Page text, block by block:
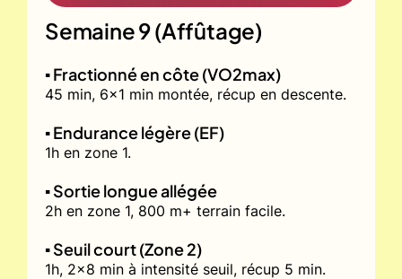
Semaine 9 (Affûtage)
▪️ Fractionné en côte (VO2max)
45 min, 6x1 min montée, récup en descente.
▪️ Endurance légère (EF)
1h en zone 1.
▪️ Sortie longue allégée
2h en zone 1, 800 m+ terrain facile.
▪️ Seuil court (Zone 2)
1h, 2x8 min à intensité seuil, récup 5 min.